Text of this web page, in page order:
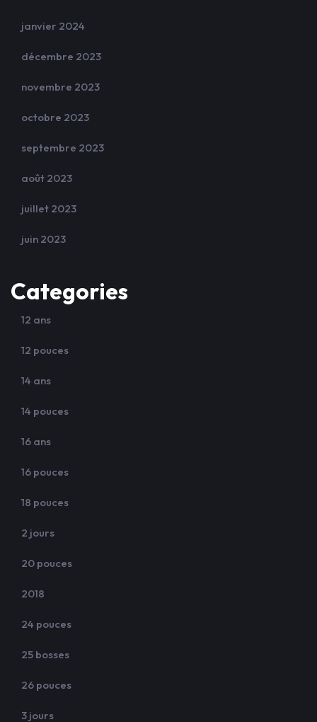
janvier 2024
décembre 2023
novembre 2023
octobre 2023
septembre 2023
août 2023
juillet 2023
juin 2023
Categories
12 ans
12 pouces
14 ans
14 pouces
16 ans
16 pouces
18 pouces
2 jours
20 pouces
2018
24 pouces
25 bosses
26 pouces
3 jours